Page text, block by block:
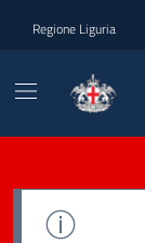
Regione Liguria